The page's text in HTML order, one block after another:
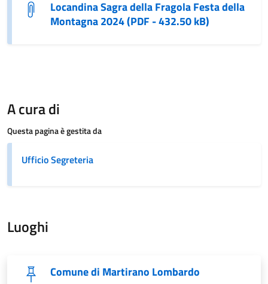
Locandina Sagra della Fragola Festa della
Montagna 2024 (PDF - 432.50 kB)
A cura di
Questa pagina è gestita da
Ufficio Segreteria
Luoghi
Comune di Martirano Lombardo